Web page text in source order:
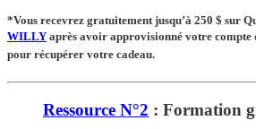
*Vous recevrez gratuitement jusqu’à 250 $ sur
WILLY après avoir approvisionné votre compte
pour récupérer votre cadeau.
Ressource N°2 : Formation